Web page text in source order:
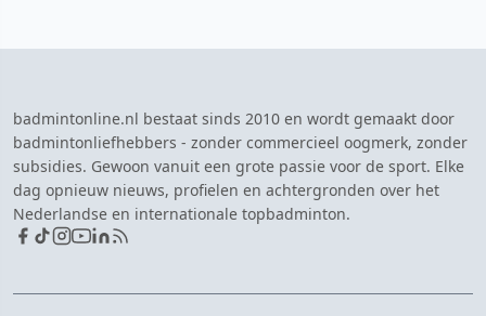
badmintonline.nl bestaat sinds 2010 en wordt gemaakt door
badmintonliefhebbers - zonder commercieel oogmerk, zonder
subsidies. Gewoon vanuit een grote passie voor de sport. Elke
dag opnieuw nieuws, profielen en achtergronden over het
Nederlandse en internationale topbadminton.